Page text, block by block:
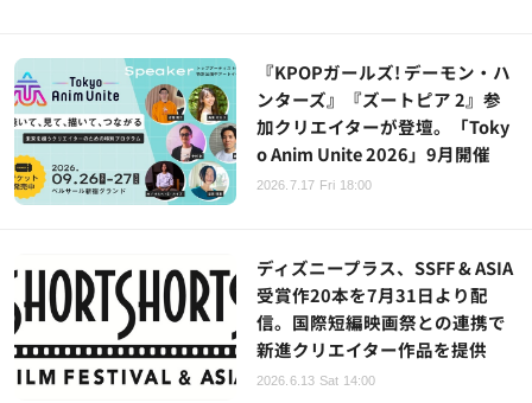
『KPOPガールズ! デーモン・ハ
ンターズ』『ズートピア 2』参
加クリエイターが登壇。「Toky
o Anim Unite 2026」9月開催
2026.7.17 Fri 18:00
ディズニープラス、SSFF & ASIA
受賞作20本を7月31日より配
信。国際短編映画祭との連携で
新進クリエイター作品を提供
2026.6.13 Sat 14:00